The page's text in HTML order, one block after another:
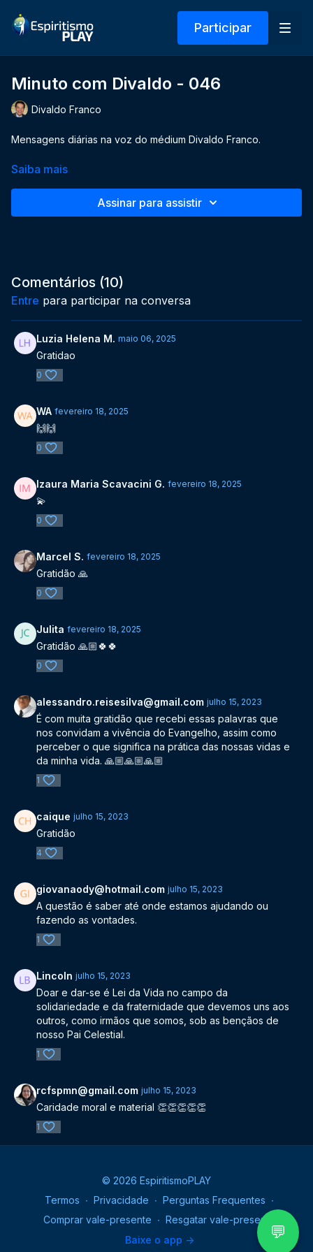
💬
Participar
Minuto com Divaldo - 046
Divaldo Franco
Mensagens diárias na voz do médium Divaldo Franco.
Saiba mais
Assinar para assistir
Comentários (10)
Entre para participar na conversa
Luzia Helena M. maio 06, 2025
Gratidao
0
WA fevereiro 18, 2025
🙌🙌
0
Izaura Maria Scavacini G. fevereiro 18, 2025
💫
0
Marcel S. fevereiro 18, 2025
Gratidão 🙏
0
Julita fevereiro 18, 2025
Gratidão 🙏🏼🍀🍀
0
alessandro.reisesilva@gmail.com julho 15, 2023
É com muita gratidão que recebi essas palavras que
nos convidam a vivência do Evangelho, assim como
perceber o que significa na prática das nossas vidas e
da minha vida. 🙏🏼🙏🏼🙏🏼
1
caique julho 15, 2023
Gratidão
4
giovanaody@hotmail.com julho 15, 2023
A questão é saber até onde estamos ajudando ou
fazendo as vontades.
1
Lincoln julho 15, 2023
Doar e dar-se é Lei da Vida no campo da
solidariedade e da fraternidade que devemos uns aos
outros, como irmãos que somos, sob as bençãos de
nosso Pai Celestial.
1
rcfspmn@gmail.com julho 15, 2023
Caridade moral e material 👏👏👏👏👏
1
© 2026 EspiritismoPLAY
Termos ∙ Privacidade ∙ Perguntas Frequentes ∙
Comprar vale-presente ∙ Resgatar vale-presente
Baixe o app ->